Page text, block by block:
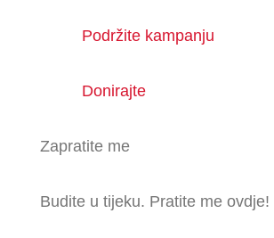
Podržite kampanju
Donirajte
Zapratite me
Budite u tijeku. Pratite me ovdje!